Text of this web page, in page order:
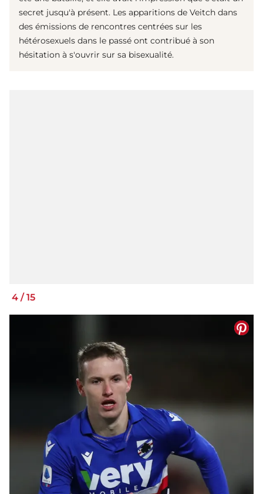
secret jusqu'à présent. Les apparitions de Veitch dans
des émissions de rencontres centrées sur les
hétérosexuels dans le passé ont contribué à son
hésitation à s'ouvrir sur sa bisexualité.
4 / 15